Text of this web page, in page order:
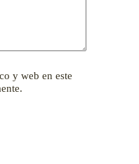
y web en este